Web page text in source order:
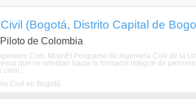
(Bogotá, Distrito Capital de
de Colombia
Civil. MisinEl Programa de Ingeniera Civil de la
que se orientan hacia la formacin integral de
cient ...
Civil en Bogotá